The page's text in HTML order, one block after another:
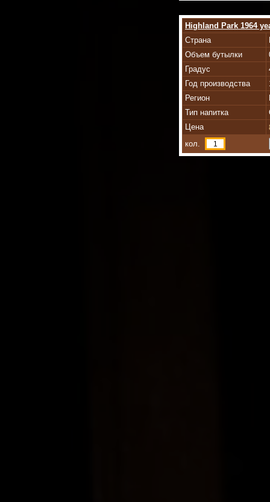
Highland Park 1964
Страна
Объем бутылки
Градус
Год производства
Регион
Тип напитка
Цена
кол.